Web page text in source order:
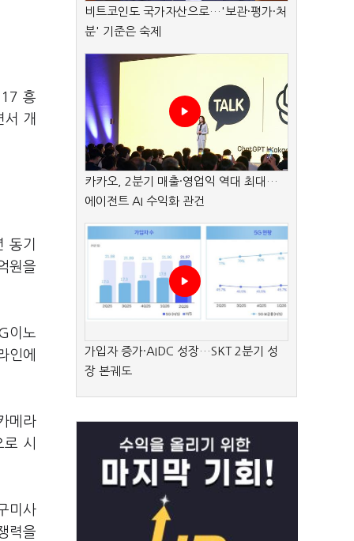
흥
서 개
동기
원을
이노
인에
메라
시
미사
력을
비트코인도 국가자산으로…'보관·평가·처
분' 기준은 숙제
카카오, 2분기 매출·영업익 역대 최대…
에이전트 AI 수익화 관건
가입자 증가·AIDC 성장…SKT 2분기 성
장 본궤도